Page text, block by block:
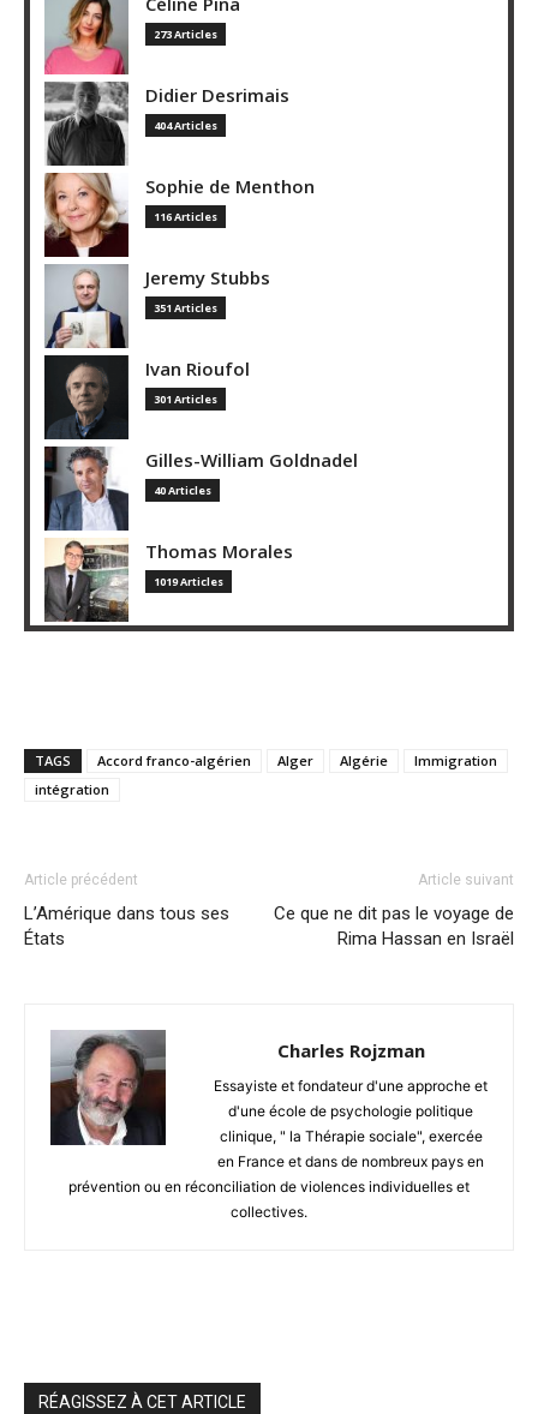
273 Articles
Didier Desrimais
404 Articles
Sophie de Menthon
116 Articles
Jeremy Stubbs
351 Articles
Ivan Rioufol
301 Articles
Gilles-William Goldnadel
40 Articles
Thomas Morales
1019 Articles
TAGS Accord franco-algérien Alger Algérie
Immigration
intégration
Article précédent
L’Amérique dans tous ses
États
Article suivant
Ce que ne dit pas le voyage de
Rima Hassan en Israël
Charles Rojzman
Essayiste et fondateur d'une approche et
d'une école de psychologie politique
clinique, " la Thérapie sociale", exercée
en France et dans de nombreux pays en
prévention ou en réconciliation de violences individuelles et
collectives.
RÉAGISSEZ À CET ARTICLE